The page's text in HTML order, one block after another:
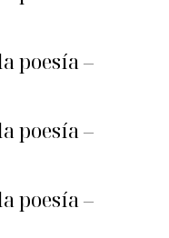
poesía –
poesía –
poesía –